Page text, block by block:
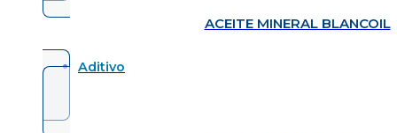
ACEITE MINERAL BLANCOIL
Aditivo